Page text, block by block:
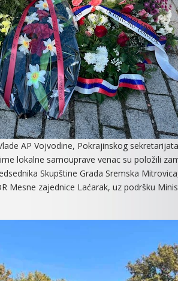
AP Vojvodine, Pokrajinskog
lokalne samouprave venac su položili
Skupštine Grada Sremska
Mesne zajednice Laćarak, uz podršku